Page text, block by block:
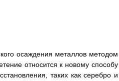
осаждения металлов методом
относится к новому способу
таких как серебро и